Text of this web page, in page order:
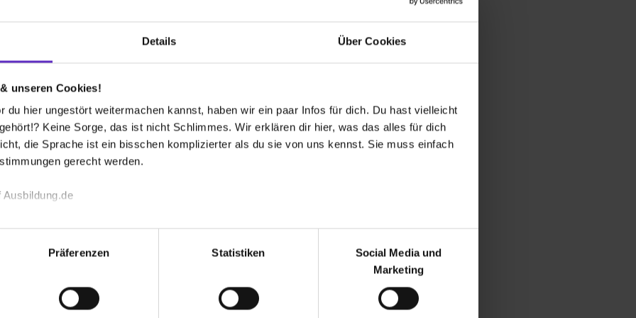
Details Über Cookies
unseren Cookies!
du hier ungestört weitermachen kannst, haben wir ein paar Infos für dich. Du hast vielleicht
Keine Sorge, das ist nicht Schlimmes. Wir erklären dir hier, was das alles für dich
die Sprache ist ein bisschen komplizierter als du sie von uns kennst. Sie muss einfach
gerecht werden.
Funktion unserer Webseite („Notwendig“), um von dir bei Benutzung der
zu speichern ( „Präferenzen“), die Zugriffe auf unsere Webseite zu analysieren
zu deiner Verwendung unserer Website an unsere Partner für soziale Medien, Werbung
möglicherweise mit weiteren Daten zusammen, die du ihnen bereitgestellt hast oder die
Präferenzen Statistiken
Social Media und
Marketing
Man wird überall gut eingearbeitet
Fragen auftreten, hat man jederzeit
ist. Man wechselt regelmäßig die